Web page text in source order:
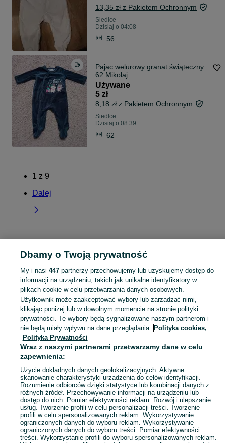
13,35 zł z Pakietem Ochronnym
Siedlce
Dzisiaj o 04:08
56
Pajac welurowy granat świąteczny
62 Mikołaj
Używane
5 zł
8,18 zł z Pakietem Ochronnym
Siedlce
Dzisiaj o 08:39
62
1 z 9
Dalej
Mazowieckie
Pajacyki - Siedlce
KATEGORIA
ubranko do chrztu dla chłopca , ubranko do chrztu dla dziewczynki , ubranko
Zobacz
Mapa kategorii
Mapa miejscowości
Mapa ministron
Popularne wyszukiwania
Dbamy o Twoją prywatność
My i nasi 447partnerzy przechowujemy lub uzyskujemy dostęp do
informacji na urządzeniu, takich jak unikalne identyfikatory w
plikach cookie w celu przetwarzania danych osobowych.
Użytkownik może zaakceptować wybory lub zarządzać nimi,
klikając poniżej lub w dowolnym momencie na stronie polityki
prywatności. Te wybory będą sygnalizowane naszym partnerom i
nie będą miały wpływu na dane przeglądania. Polityka cookies,
Polityka Prywatności
Wraz z naszymi partnerami przetwarzamy dane w celu
zapewnienia:
Użycie dokładnych danych geolokalizacyjnych. Aktywne
skanowanie charakterystyki urządzenia do celów identyfikacji.
Rozumienie odbiorców dzięki statystyce lub kombinacji danych z
różnych źródeł. Przechowywanie informacji na urządzeniu lub
dostęp do nich. Pomiar efektywności reklam. Rozwój i ulepszanie
usług. Tworzenie profili w celu personalizacji treści. Tworzenie
profili w celu spersonalizowanych reklam. Wykorzystywanie
ograniczonych danych do wyboru reklam. Wykorzystywanie
ograniczonych danych do wyboru treści. Pomiar efektywności
treści. Wykorzystanie profili do wyboru spersonalizowanych reklam.